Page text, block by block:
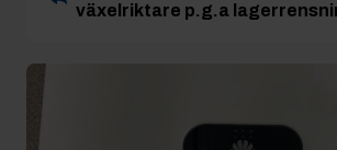
växelriktare p.g.a